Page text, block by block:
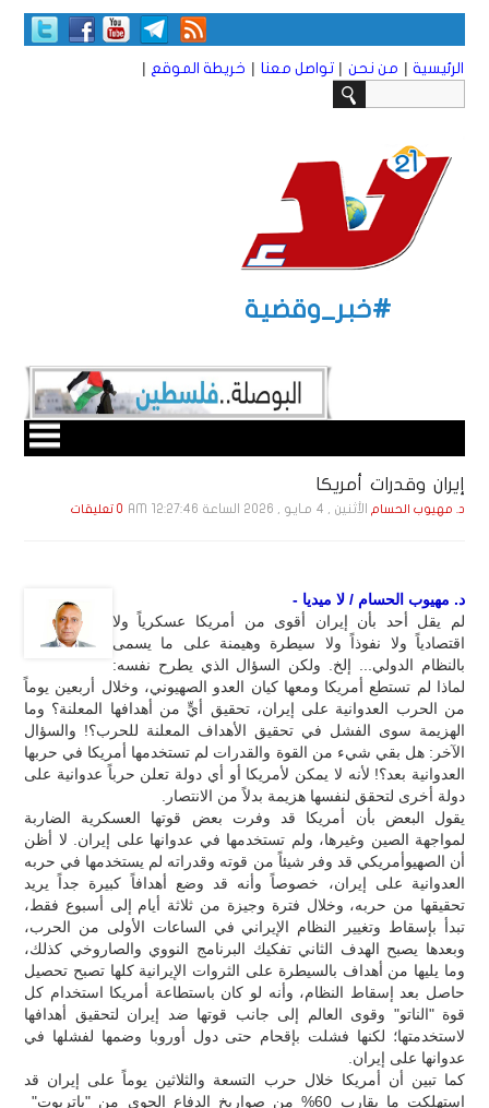
الرئيسية | من نحن | تواصل معنا | خريطة الموقع |
#خبر_وقضية
إيران وقدرات أمريكا
د. مهيوب الحسام الأثنين , 4 مـايـو , 2026 الساعة 12:27:46 AM 0 تعليقات
د. مهيوب الحسام / لا ميديا -
لم يقل أحد بأن إيران أقوى من أمريكا عسكرياً ولا
اقتصادياً ولا نفوذاً ولا سيطرة وهيمنة على ما يسمى
بالنظام الدولي... إلخ. ولكن السؤال الذي يطرح نفسه:
لماذا لم تستطع أمريكا ومعها كيان العدو الصهيوني، وخلال أربعين يوماً
من الحرب العدوانية على إيران، تحقيق أيٍّ من أهدافها المعلنة؟ وما
الهزيمة سوى الفشل في تحقيق الأهداف المعلنة للحرب؟! والسؤال
الآخر: هل بقي شيء من القوة والقدرات لم تستخدمها أمريكا في حربها
العدوانية بعد؟! لأنه لا يمكن لأمريكا أو أي دولة تعلن حرباً عدوانية على
دولة أخرى لتحقق لنفسها هزيمة بدلاً من الانتصار.
يقول البعض بأن أمريكا قد وفرت بعض قوتها العسكرية الضاربة
لمواجهة الصين وغيرها، ولم تستخدمها في عدوانها على إيران. لا أظن
أن الصهيوأمريكي قد وفر شيئاً من قوته وقدراته لم يستخدمها في حربه
العدوانية على إيران، خصوصاً وأنه قد وضع أهدافاً كبيرة جداً يريد
تحقيقها من حربه، وخلال فترة وجيزة من ثلاثة أيام إلى أسبوع فقط،
تبدأ بإسقاط وتغيير النظام الإيراني في الساعات الأولى من الحرب،
وبعدها يصبح الهدف الثاني تفكيك البرنامج النووي والصاروخي كذلك،
وما يليها من أهداف بالسيطرة على الثروات الإيرانية كلها تصبح تحصيل
حاصل بعد إسقاط النظام، وأنه لو كان باستطاعة أمريكا استخدام كل
قوة "الناتو" وقوى العالم إلى جانب قوتها ضد إيران لتحقيق أهدافها
لاستخدمتها؛ لكنها فشلت بإقحام حتى دول أوروبا وضمها لفشلها في
عدوانها على إيران.
كما تبين أن أمريكا خلال حرب التسعة والثلاثين يوماً على إيران قد
استهلكت ما يقارب 60% من صواريخ الدفاع الجوي من "باتريوت"